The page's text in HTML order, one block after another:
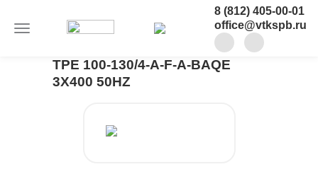
8 (812) 405-00-01
office@vtkspb.ru
TPE 100-130/4-A-F-A-BAQE
3X400 50HZ